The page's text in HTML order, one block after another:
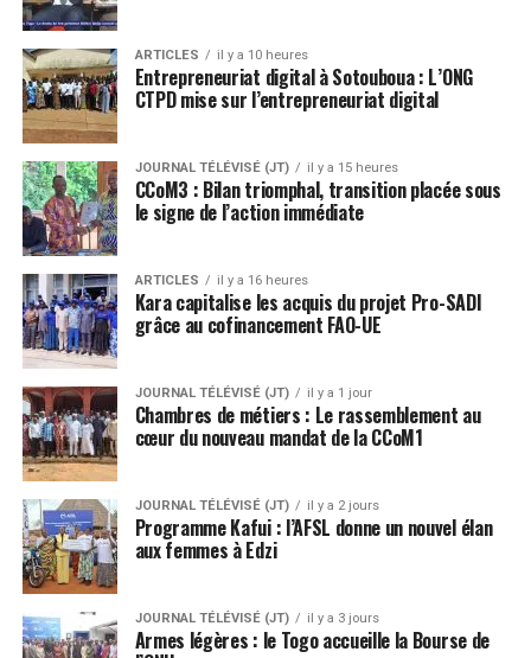
ARTICLES il y a 10 heures
Entrepreneuriat digital à Sotouboua : L’ONG
CTPD mise sur l’entrepreneuriat digital
JOURNAL TÉLÉVISÉ (JT) il y a 15 heures
CCoM3 : Bilan triomphal, transition placée sous
le signe de l’action immédiate
ARTICLES il y a 16 heures
Kara capitalise les acquis du projet Pro-SADI
grâce au cofinancement FAO-UE
JOURNAL TÉLÉVISÉ (JT) il y a 1 jour
Chambres de métiers : Le rassemblement au
cœur du nouveau mandat de la CCoM1
JOURNAL TÉLÉVISÉ (JT) il y a 2 jours
Programme Kafui : l’AFSL donne un nouvel élan
aux femmes à Edzi
JOURNAL TÉLÉVISÉ (JT) il y a 3 jours
Armes légères : le Togo accueille la Bourse de